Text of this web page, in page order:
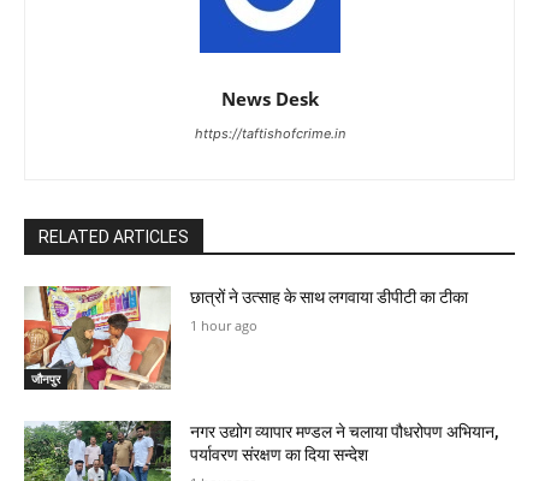
News Desk
https://taftishofcrime.in
RELATED ARTICLES
जौनपुर
छात्रों ने उत्साह के साथ लगवाया डीपीटी का टीका
1 hour ago
नगर उद्योग व्यापार मण्डल ने चलाया पौधरोपण अभियान,
पर्यावरण संरक्षण का दिया सन्देश